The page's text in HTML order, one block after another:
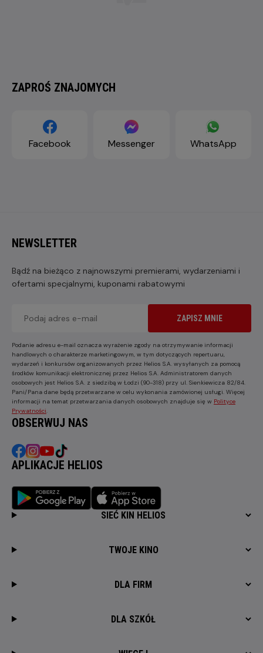
ZAPROŚ ZNAJOMYCH
Facebook Messenger WhatsApp
NEWSLETTER
Bądź na bieżąco z najnowszymi premierami, wydarzeniami i
ofertami specjalnymi, kuponami rabatowymi
ZAPISZ MNIE
Podanie adresu e-mail oznacza wyrażenie zgody na otrzymywanie informacji
handlowych o charakterze marketingowym, w tym dotyczących repertuaru,
wydarzeń i konkursów organizowanych przez Helios S.A. wysyłanych za pomocą
środków komunikacji elektronicznej przez Helios S.A. Administratorem danych
osobowych jest Helios S.A. z siedzibą w Łodzi (90-318) przy ul. Sienkiewicza 82/84.
Pani/Pana dane będą przetwarzane w celu wykonania zamówionej usługi. Więcej
informacji na temat przetwarzania danych osobowych znajduje się w Polityce
Prywatności
OBSERWUJ NAS
APLIKACJE HELIOS
SIEĆ KIN HELIOS
TWOJE KINO
DLA FIRM
DLA SZKÓŁ